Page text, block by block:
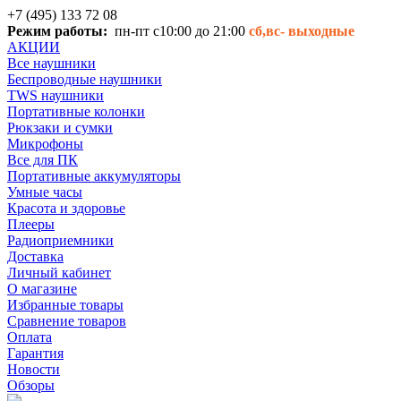
+7 (495) 133 72 08
Режим работы: пн-пт с10:00 до 21:00 сб,вс- выходные
АКЦИИ
Все наушники
Беспроводные наушники
TWS наушники
Портативные колонки
Рюкзаки и сумки
Микрофоны
Все для ПК
Портативные аккумуляторы
Умные часы
Красота и здоровье
Плееры
Радиоприемники
Доставка
Личный кабинет
О магазине
Избранные товары
Сравнение товаров
Оплата
Гарантия
Новости
Обзоры